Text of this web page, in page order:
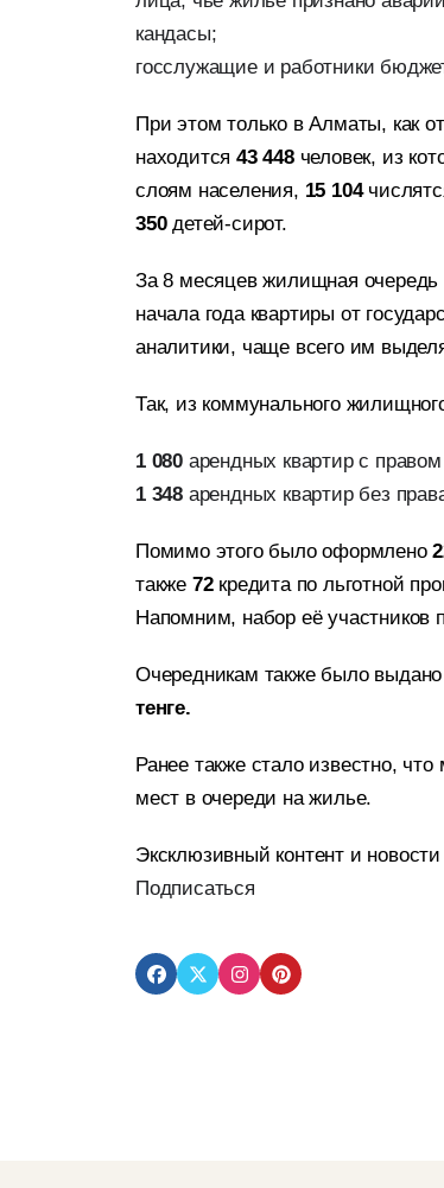
кандасы;
госслужащие и работники
При этом только в Алматы, как
находится43 448 человек, из
слоям населения, 15 104
350детей-сирот.
За 8 месяцев жилищная очередь
начала года квартиры от
аналитики, чаще всего им
Так, из коммунального
1 080 арендных квартир с
1 348 арендных квартир без
Помимо этого было оформлено
также 72кредита по льготной
Напомним, набор её участников
Очередникам также было выдано
тенге.
Ранее также стало известно,
мест в очереди на жилье.
Эксклюзивный контент и
Подписаться